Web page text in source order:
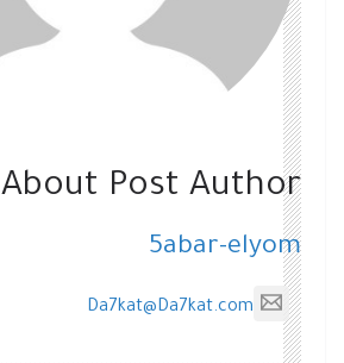
About Post Author
5abar-elyom
Da7kat@Da7kat.com